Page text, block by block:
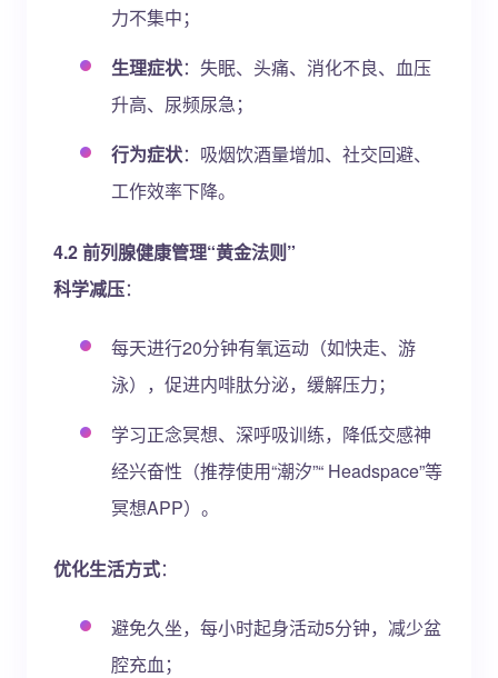
力不集中；
生理症状：失眠、头痛、消化不良、血压
升高、尿频尿急；
行为症状：吸烟饮酒量增加、社交回避、
工作效率下降。
4.2 前列腺健康管理“黄金法则”
科学减压：
每天进行20分钟有氧运动（如快走、游
泳），促进内啡肽分泌，缓解压力；
学习正念冥想、深呼吸训练，降低交感神
经兴奋性（推荐使用“潮汐”“ Headspace”等
冥想APP）。
优化生活方式：
避免久坐，每小时起身活动5分钟，减少盆
腔充血；